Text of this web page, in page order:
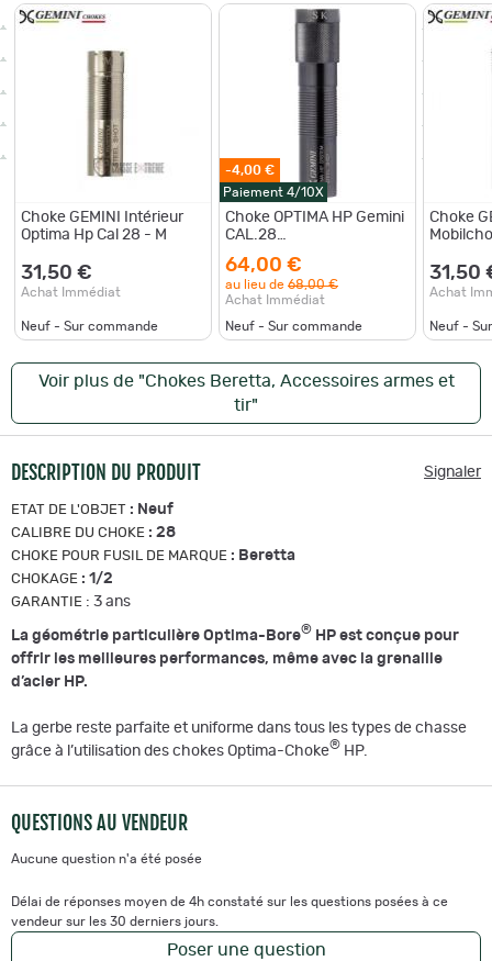
Choke GEMINI Intérieur
Optima Hp Cal 28 - M
31,50 €
Achat Immédiat
Neuf - Sur commande
-4,00 €
Paiement 4/10X
Choke OPTIMA HP Gemini
CAL.28
choix
64,00 €
au lieu de 68,00 €
Achat Immédiat
Neuf - Sur commande
Choke
31,50
Achat
Neuf -
Voir plus de "Chokes Beretta, Accessoires armes et
tir"
DESCRIPTION DU PRODUIT Signaler
ETAT DE L'OBJET : Neuf
CALIBRE DU CHOKE : 28
CHOKE POUR FUSIL DE MARQUE : Beretta
CHOKAGE : 1/2
GARANTIE : 3 ans
La géométrie particulière Optima-Bore® HP est conçue pour
offrir les meilleures performances, même avec la grenaille
d’acier HP.
La gerbe reste parfaite et uniforme dans tous les types de chasse
grâce à l’utilisation des chokes Optima-Choke® HP.
QUESTIONS AU VENDEUR
Aucune question n'a été posée
Délai de réponses moyen de 4h constaté sur les questions posées à ce
vendeur sur les 30 derniers jours.
Poser une question